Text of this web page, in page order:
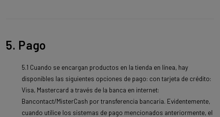
5. Pago
5.1 Cuando se encargan productos en la tienda en línea, hay
disponibles las siguientes opciones de pago: con tarjeta de crédito:
Visa, Mastercard a través de la banca en internet:
Bancontact/MisterCash por transferencia bancaria. Evidentemente,
cuando utilice los sistemas de pago mencionados anteriormente, el